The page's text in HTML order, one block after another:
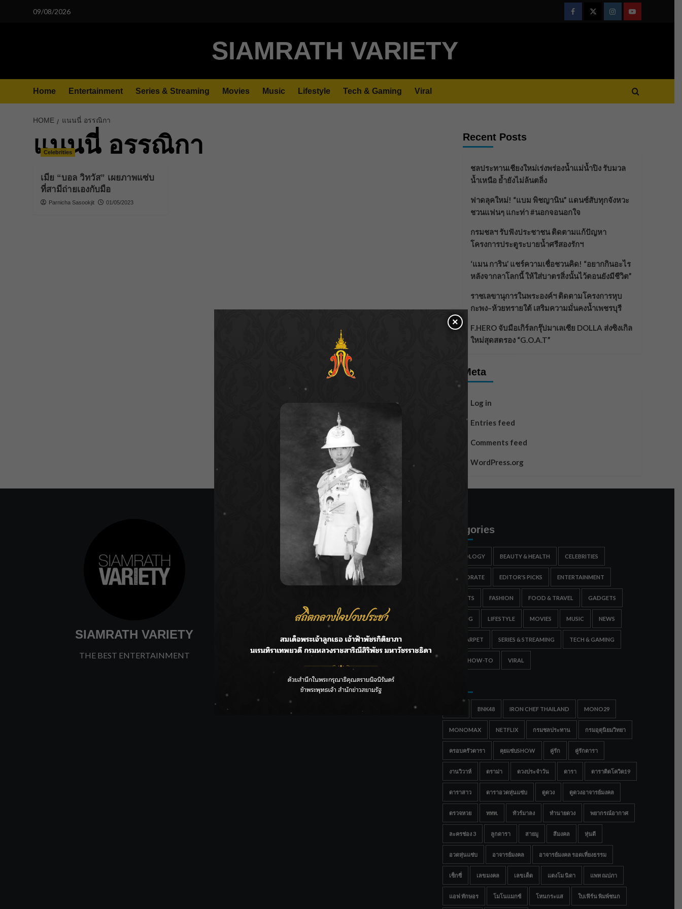
09/08/2026
FacebookTwitterInstagramYoutube
SIAMRATH VARIETY
Home Entertainment Series & Streaming Movies Music Lifestyle Tech & Gaming Viral
HOME แนนนี่ อรรณิกา
แนนนี่ อรรณิกา
Celebrities
เมีย “บอล วิทวัส” เผยภาพแซ่บ
ที่สามีถ่ายเองกับมือ
Parnicha Sasookjit 01/05/2023
Recent Posts
ชลประทานเชียงใหม่เร่งพร่องน้ำแม่น้ำปิง รับมวล
น้ำเหนือ ย้ำยังไม่ล้นตลิ่ง
ฟาดลุคใหม่! “แบม พิชญานิน” แดนซ์สับทุกจังหวะ
ชวนแฟนๆ แกะท่า #นอกจอนอกใจ
กรมชลฯ รับฟังประชาชน ติดตามแก้ปัญหา
โครงการประตูระบายน้ำศรีสองรักฯ
‘แมน การิน’ แชร์ความเชื่อชวนคิด! “อยากกินอะไร
หลังจากลาโลกนี้ ให้ใส่บาตรสิ่งนั้นไว้ตอนยังมีชีวิต”
ราชเลขานุการในพระองค์ฯ ติดตามโครงการหุบ
กะพง–ห้วยทรายใต้ เสริมความมั่นคงน้ำเพชรบุรี
F.HERO จับมือเกิร์ลกรุ๊ปมาเลเซีย DOLLA ส่งซิงเกิล
ใหม่สุดสตรอง “G.O.A.T”
Meta
Log in
Entries feed
Comments feed
WordPress.org
SIAMRATH VARIETY
THE BEST ENTERTAINMENT
ชลประทานเชียงใหม่เร่งพร่องน้ำแม่น้ำปิง รับมวลน้ำเหนือ ย้ำ
ฟาดลุคใหม่! “แบม พิชญานิน” แดนซ์สับทุกจังหวะ ชวนแฟนๆ
กรมชลฯ รับฟังประชาชน ติดตามแก้ปัญหาโครงการประตู
ระบายน้ำศรีสองรักฯ
‘แมน การิน’ แชร์ความเชื่อชวนคิด! “อยากกินอะไรหลังจาก
ลาโลกนี้ ให้ใส่บาตรสิ่งนั้นไว้ตอนยังมีชีวิต”
ราชเลขานุการในพระองค์ฯ ติดตามโครงการหุบกะพง–ห้วย
ทรายใต้ เสริมความมั่นคงน้ำเพชรบุรี
Categories
ASTROLOGY BEAUTY & HEALTH CELEBRITIES
CORPORATE EDITOR'S PICKS ENTERTAINMENT
ESPORTS FASHION FOOD & TRAVEL GADGETS
GAMING LIFESTYLE MOVIES MUSIC NEWS
RED CARPET SERIES & STREAMING TECH & GAMING
TIPS & HOW-TO VIRAL
BNK48 IRON CHEF THAILAND MONO29
MONOMAX NETFLIX กรมชลประทาน กรมอุตุนิยมวิทยา
ครอบครัวดารา คุยแซ่บSHOW คู่รัก คู่รักดารา
งานวิวาห์ ดราม่า ดวงประจำวัน ดารา ดาราติดโควิด19
ดาราสาว ดาราอวดหุ่นแซ่บ ดูดวง ดูดวงอาจารย์มงคล
ตรวจหวย ททท. ทัวร์มาลง ทำนายดวง พยากรณ์อากาศ
ละครช่อง 3 ลูกดารา สายมู สีมงคล หุ่นดี
อวดหุ่นแซ่บ อาจารย์มงคล อาจารย์มงคล รอดเที่ยงธรรม
เซ็กซี่ เลขมงคล เลขเด็ด แตงโม นิดา แพท ณปภา
แอฟ ทักษอร โมโนแมกซ์ โหนกระแส ใบเฟิร์น พิมพ์ชนก
×